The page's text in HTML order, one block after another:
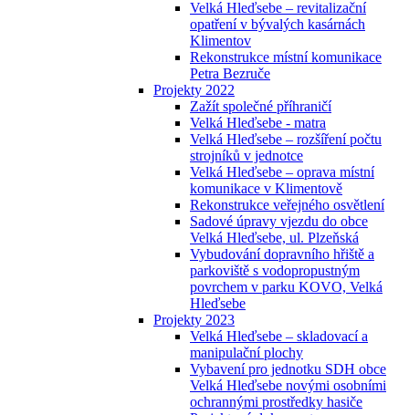
Velká Hleďsebe – revitalizační
opatření v bývalých kasárnách
Klimentov
Rekonstrukce místní komunikace
Petra Bezruče
Projekty 2022
Zažít společné příhraničí
Velká Hleďsebe - matra
Velká Hleďsebe – rozšíření počtu
strojníků v jednotce
Velká Hleďsebe – oprava místní
komunikace v Klimentově
Rekonstrukce veřejného osvětlení
Sadové úpravy vjezdu do obce
Velká Hleďsebe, ul. Plzeňská
Vybudování dopravního hřiště a
parkoviště s vodopropustným
povrchem v parku KOVO, Velká
Hleďsebe
Projekty 2023
Velká Hleďsebe – skladovací a
manipulační plochy
Vybavení pro jednotku SDH obce
Velká Hleďsebe novými osobními
ochrannými prostředky hasiče